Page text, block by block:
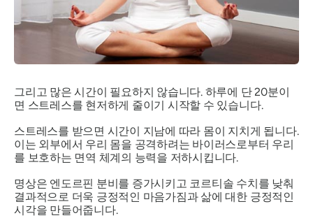
그리고 많은 시간이 필요하지 않습니다. 하루에 단 20분이
면 스트레스를 현저하게 줄이기 시작할 수 있습니다.
스트레스를 받으면 시간이 지남에 따라 몸이 지치게 됩니다.
이는 외부에서 우리 몸을 공격하려는 바이러스로부터 우리
를 보호하는 면역 체계의 능력을 저하시킵니다.
명상은 엔도르핀 분비를 증가시키고 코르티솔 수치를 낮춰
결과적으로 더욱 긍정적인 마음가짐과 삶에 대한 긍정적인
시각을 만들어줍니다.